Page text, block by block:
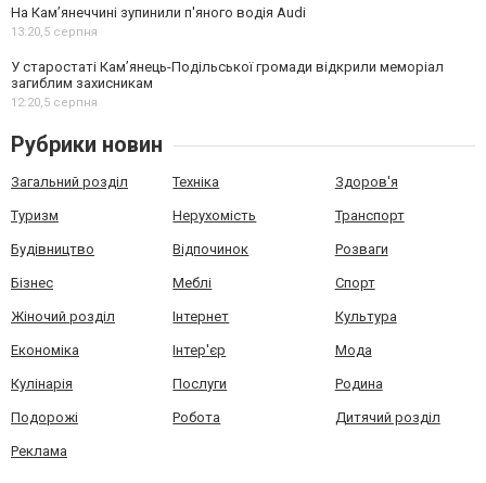
На Камʼянеччині зупинили п'яного водія Audi
13:20,5 серпня
У старостаті Кам’янець-Подільської громади відкрили меморіал
загиблим захисникам
12:20,5 серпня
Рубрики новин
Загальний розділ Техніка Здоров'я
Туризм Нерухомість Транспорт
Будівництво Відпочинок Розваги
Бізнес Меблі Спорт
Жіночий розділ Інтернет Культура
Економіка Інтер'єр Мода
Кулінарія Послуги Родина
Подорожі Робота Дитячий розділ
Реклама